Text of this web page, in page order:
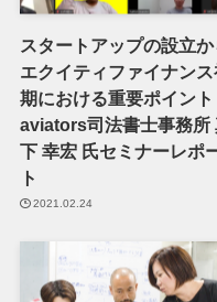
スタートアップの設立か
エクイティファイナンス
期における重要ポイント
aviators司法書士事務所
下 幸宏 氏セミナーレポ
ト
2021.02.24